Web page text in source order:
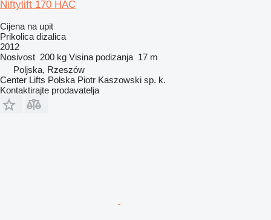
Niftylift 170 HAC
Cijena na upit
Prikolica dizalica
2012
Nosivost 200 kg Visina podizanja 17 m
Poljska, Rzeszów
Center Lifts Polska Piotr Kaszowski sp. k.
Kontaktirajte prodavatelja